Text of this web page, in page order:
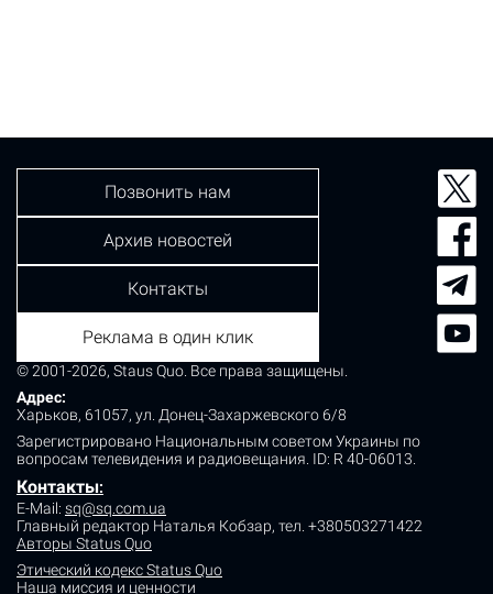
© 2001-2026, Staus Quo. Все права защищены.
Адрес:
Харьков, 61057, ул. Донец-Захаржевского 6/8
Зарегистрировано Национальным советом Украины по
вопросам телевидения и радиовещания. ID: R 40-06013.
Контакты:
E-Mail: sq@sq.com.ua
Главный редактор Наталья Кобзар, тел. +380503271422
Авторы Status Quo
Этический кодекс Status Quo
Наша миссия и ценности
Позвонить нам
Архив новостей
Контакты
Реклама в один клик